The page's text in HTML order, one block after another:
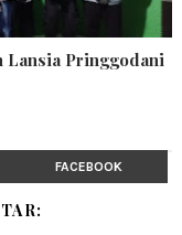
Lansia Pringgodani
FACEBOOK